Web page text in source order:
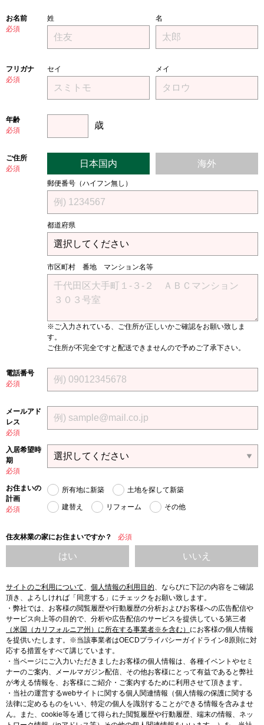
お名前
必須
姓 名
フリガナ
必須
セイ メイ
年齢
必須
歳
ご住所
必須
日本国内 海外
郵便番号（ハイフン無し）
都道府県
市区町村 番地 マンション名等
※ご入力されている、ご住所が正しいかご確認をお願い致しま
す。
ご住所が不完全ですと配送できませんので予めご了承下さい。
電話番号
必須
メールアド
レス
必須
入居希望時
期
必須
お住まいの
計画
必須
所有地に新築 土地を探して新築
建替え リフォーム その他
住友林業の家にお住まいですか？ 必須
はい いいえ
サイトのご利用について、 個人情報の利用目的、 ならびに下記の内容をご確認
頂き、よろしければ「同意する」にチェックをお願い致します。
・弊社では、お客様の閲覧履歴や行動履歴の分析およびお客様への広告配信や
サービス向上等の目的で、分析や広告配信のサービスを提供している第三者
（米国（カリフォルニア州）に所在する事業者※を含む） にお客様の個人情報
を提供いたします。※当該事業者はOECDプライバシーガイドライン8原則に対
応する措置をすべて講じています。
・当ページにご入力いただきましたお客様の個人情報は、各種イベントやセミ
ナーのご案内、メールマガジン配信、その他お客様にとって有益であると弊社
が考える情報を、お客様にご紹介・ご案内するために利用させて頂きます。
・当社の運営するwebサイトに関する個人関連情報（個人情報の保護に関する
法律に定めるものをいい、特定の個人を識別することができる情報を含みませ
ん。また、cookie等を通じて得られた閲覧履歴や行動履歴、端末の情報、ネッ